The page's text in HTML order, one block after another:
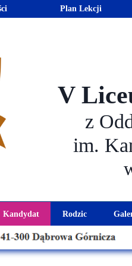
Rodzic
Harmonogram
szkolnego
Kandydat
Aktualności dla
V
z
im.
Plan Lekcji